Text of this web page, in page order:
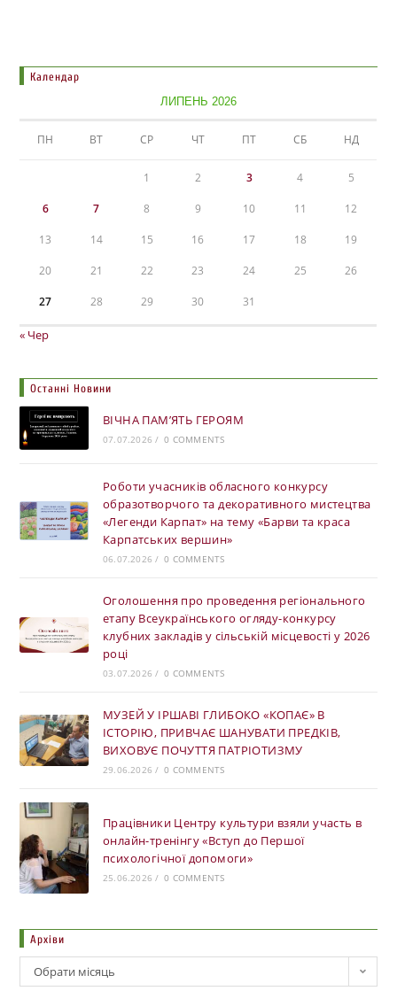
Календар
ЛИПЕНЬ 2026
ПН ВТ СР ЧТ ПТ СБ НД
1 2 3 4 5
6 7 8 9 10 11 12
13 14 15 16 17 18 19
20 21 22 23 24 25 26
27 28 29 30 31
« Чер
Останні Новини
ВІЧНА ПАМ’ЯТЬ ГЕРОЯМ
07.07.2026 / 0 COMMENTS
Роботи учасників обласного конкурсу
образотворчого та декоративного мистецтва
«Легенди Карпат» на тему «Барви та краса
Карпатських вершин»
06.07.2026 / 0 COMMENTS
Оголошення про проведення регіонального
етапу Всеукраїнського огляду-конкурсу
клубних закладів у сільській місцевості у 2026
році
03.07.2026 / 0 COMMENTS
МУЗЕЙ У ІРШАВІ ГЛИБОКО «КОПАЄ» В
ІСТОРІЮ, ПРИВЧАЄ ШАНУВАТИ ПРЕДКІВ,
ВИХОВУЄ ПОЧУТТЯ ПАТРІОТИЗМУ
29.06.2026 / 0 COMMENTS
Працівники Центру культури взяли участь в
онлайн-тренінгу «Вступ до Першої
психологічної допомоги»
25.06.2026 / 0 COMMENTS
Архіви
Обрати місяць